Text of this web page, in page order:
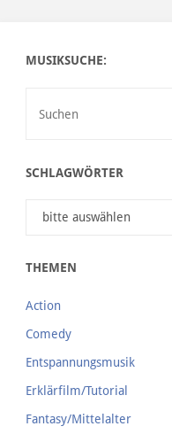
MUSIKSUCHE:
SCHLAGWÖRTER
THEMEN
Action
Comedy
Entspannungsmusik
Erklärfilm/Tutorial
Fantasy/Mittelalter